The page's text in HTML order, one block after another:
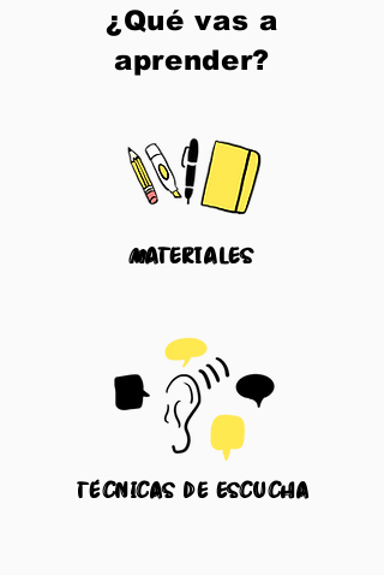
¿Qué vas a
aprender?
materiales
técnicas de escucha